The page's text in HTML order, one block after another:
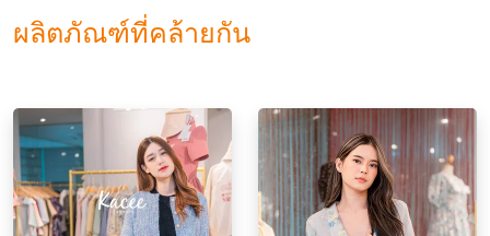
ผลิตภัณฑ์ที่คล้ายกัน